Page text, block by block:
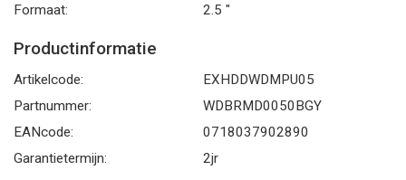
Formaat:
2.5 "
Productinformatie
Artikelcode:
EXHDDWDMPU05
Partnummer:
WDBRMD0050BGY
EANcode:
0718037902890
Garantietermijn:
2jr